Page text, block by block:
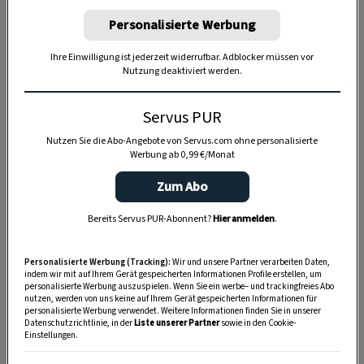
bleiben. Diese geben dem Riebel nicht nur ein
besonderes Aroma, sondern auch wertvolle
Vitamine und Mineralstoffeund machen den
Riebel bekömmlicher.
Dieses Rezept ist eines von neun klassischen
Rezepten aus ganz Österreich, die wir im Laufe
des Jahres 2023 gemeinsam mit den heimischen
Seminarbäuerinnen im Video nachkochen
Hier finden Sie alle Rezepte nach und
4 Portionen
Personalisierte Werbung
Ihre Einwilligung ist jederzeit widerrufbar. Adblocker müssen vor
Nutzung deaktiviert werden.
Servus PUR
Nutzen Sie die Abo-Angebote von Servus.com ohne personalisierte
Werbung ab 0,99 €/Monat
Zum Abo
Bereits Servus PUR-Abonnent?Hier anmelden.
Personalisierte Werbung (Tracking): Wir und unsere Partner verarbeiten Daten,
indem wir mit auf Ihrem Gerät gespeicherten Informationen Profile erstellen, um
personalisierte Werbung auszuspielen. Wenn Sie ein werbe– und trackingfreies Abo
nutzen, werden von uns keine auf Ihrem Gerät gespeicherten Informationen für
personalisierte Werbung verwendet. Weitere Informationen finden Sie in unserer
Datenschutzrichtlinie, in derListe unserer Partnersowie in den Cookie-
Einstellungen.